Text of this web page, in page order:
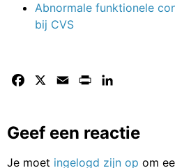
Abnormale funktionele
bij CVS
Facebook Email Print
Geef een reactie
Je moet ingelogd zijn op om